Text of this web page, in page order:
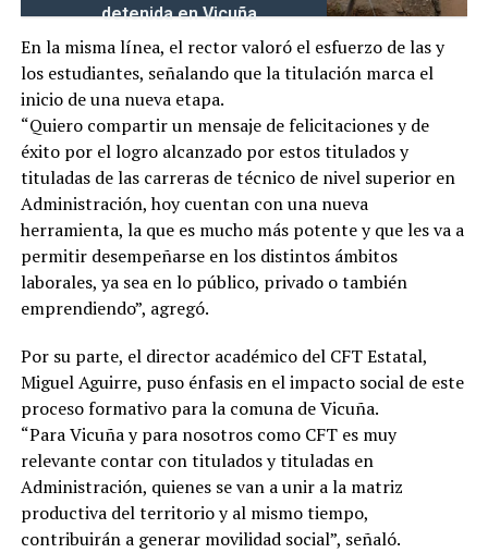
detenida en Vicuña
En la misma línea, el rector valoró el esfuerzo de las y
los estudiantes, señalando que la titulación marca el
inicio de una nueva etapa.
“Quiero compartir un mensaje de felicitaciones y de
éxito por el logro alcanzado por estos titulados y
tituladas de las carreras de técnico de nivel superior en
Administración, hoy cuentan con una nueva
herramienta, la que es mucho más potente y que les va a
permitir desempeñarse en los distintos ámbitos
laborales, ya sea en lo público, privado o también
emprendiendo”, agregó.
Por su parte, el director académico del CFT Estatal,
Miguel Aguirre, puso énfasis en el impacto social de este
proceso formativo para la comuna de Vicuña.
“Para Vicuña y para nosotros como CFT es muy
relevante contar con titulados y tituladas en
Administración, quienes se van a unir a la matriz
productiva del territorio y al mismo tiempo,
contribuirán a generar movilidad social”, señaló.